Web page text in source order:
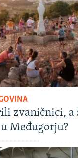
zvaničnici, a
Međugorju?